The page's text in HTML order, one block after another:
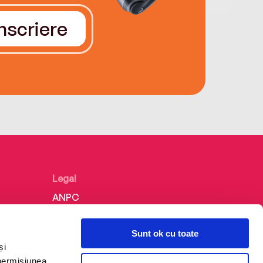
Sunt ok cu toate
Legal
ANPC
Politica de confidențialitate
Termeni și condiții